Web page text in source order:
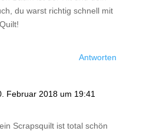
du warst richtig schnell mit
Antworten
Februar 2018 um 19:41
Scrapsquilt ist total schön